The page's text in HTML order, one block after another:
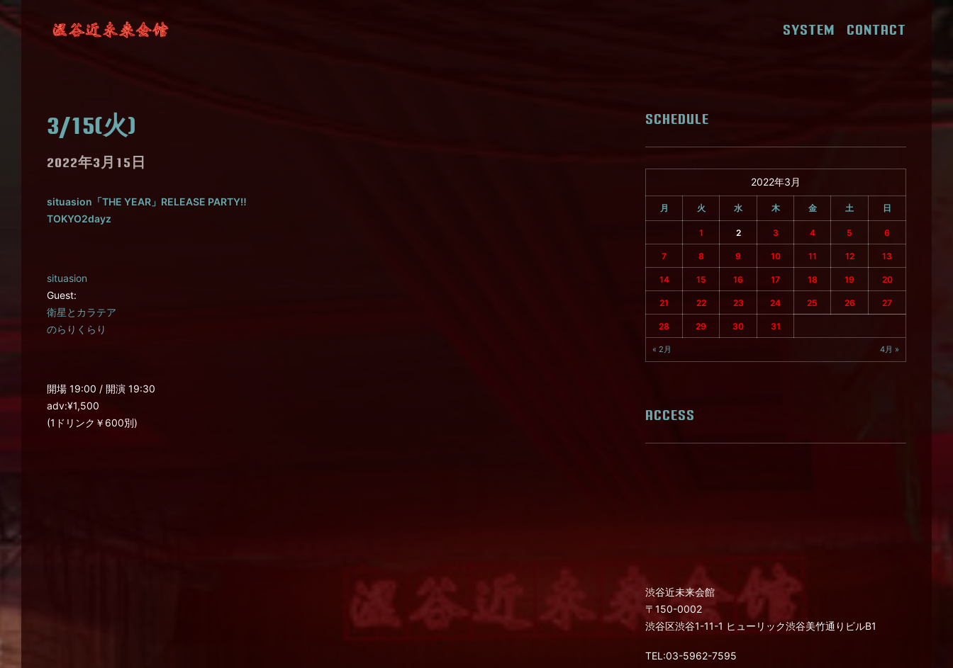
SYSTEM CONTACT
3/15(火)
2022年3月15日
situasion「THE YEAR」RELEASE PARTY‼︎
TOKYO2dayz
situasion
Guest:
衛星とカラテア
のらりくらり
開場 19:00 / 開演 19:30
adv:¥1,500
(1ドリンク￥600別)
SCHEDULE
2022年3月
月 火 水 木 金 土 日
1 2 3 4 5 6
7 8 9 10 11 12 13
14 15 16 17 18 19 20
21 22 23 24 25 26 27
28 29 30 31
« 2月 4月 »
ACCESS
渋谷近未来会館
〒150-0002
渋谷区渋谷1-11-1 ヒューリック渋谷美竹通りビルB1
TEL:03-5962-7595